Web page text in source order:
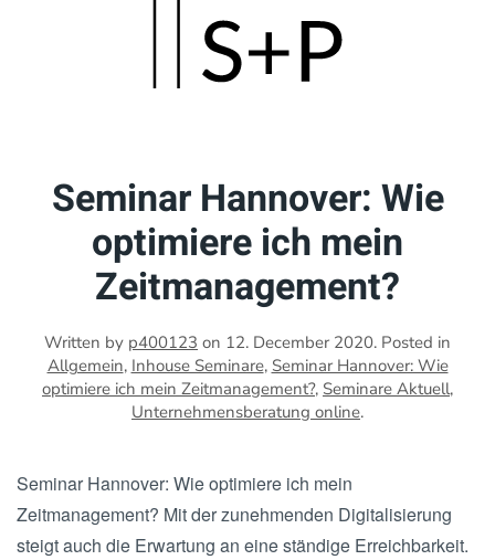
Seminar Hannover: Wie
optimiere ich mein
Zeitmanagement?
Written by p400123 on 12. December 2020. Posted in
Allgemein, Inhouse Seminare, Seminar Hannover: Wie
optimiere ich mein Zeitmanagement?, Seminare Aktuell,
Unternehmensberatung online.
Seminar Hannover: Wie optimiere ich mein
Zeitmanagement? Mit der zunehmenden Digitalisierung
steigt auch die Erwartung an eine ständige Erreichbarkeit.